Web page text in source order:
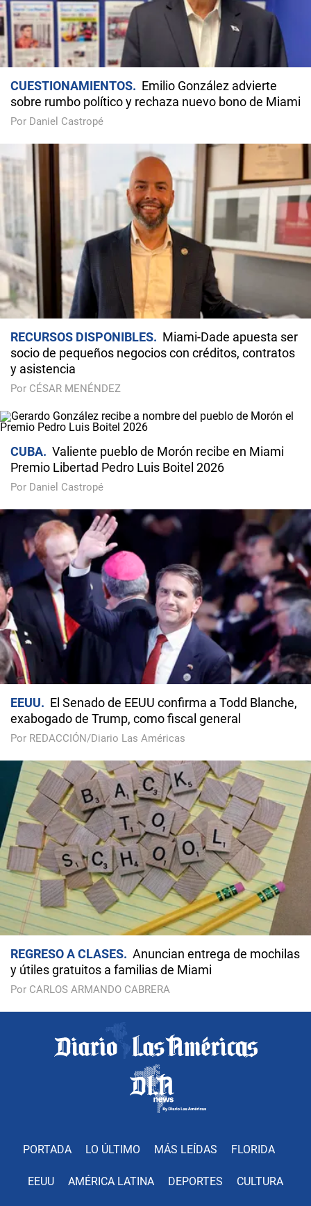
CUESTIONAMIENTOS
Emilio González advierte
sobre rumbo político y rechaza nuevo bono de Miami
Por Daniel Castropé
RECURSOS DISPONIBLES
Miami-Dade apuesta ser
socio de pequeños negocios con créditos, contratos
y asistencia
Por CÉSAR MENÉNDEZ
CUBA
Valiente pueblo de Morón recibe en Miami
Premio Libertad Pedro Luis Boitel 2026
Por Daniel Castropé
EEUU
El Senado de EEUU confirma a Todd Blanche,
exabogado de Trump, como fiscal general
Por REDACCIÓN/Diario Las Américas
REGRESO A CLASES
Anuncian entrega de mochilas
y útiles gratuitos a familias de Miami
Por CARLOS ARMANDO CABRERA
PORTADA LO ÚLTIMO MÁS LEÍDAS FLORIDA
EEUU AMÉRICA LATINA DEPORTES CULTURA